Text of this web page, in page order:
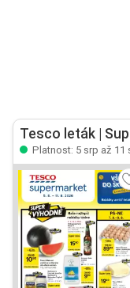
Tesco leták |
Platnost: 5 srp až 11